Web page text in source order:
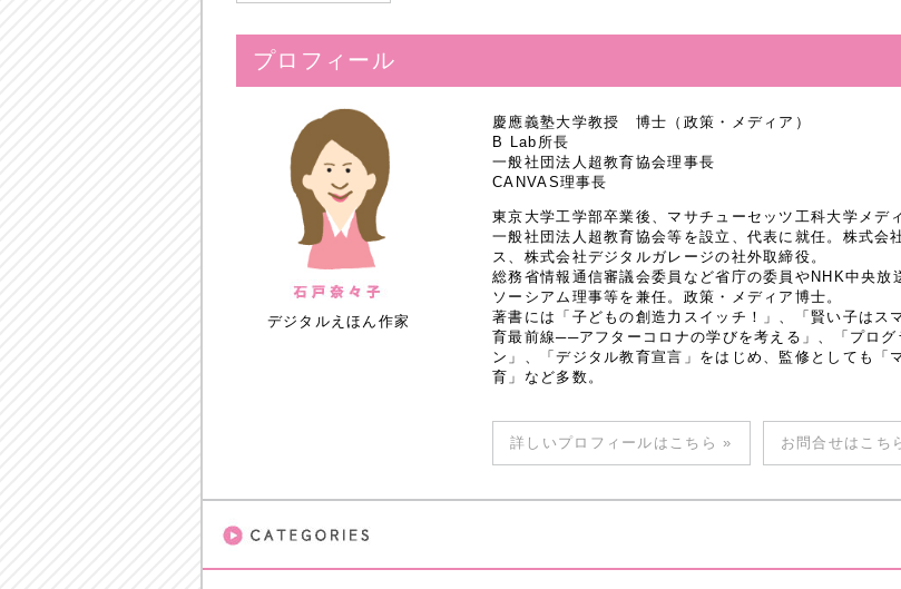
プロフィール
デジタルえほん作家
慶應義塾大学教授 博士（政策・メディア）
B Lab所長
一般社団法人超教育協会理事長
CANVAS理事長
東京大学工学部卒業後、マサチューセッツ工科大学メデ
一般社団法人超教育協会等を設立、代表に就任。株式会
ス、株式会社デジタルガレージの社外取締役。
総務省情報通信審議会委員など省庁の委員やNHK中央
ソーシアム理事等を兼任。政策・メディア博士。
著書には「子どもの創造力スイッチ！」、「賢い子はス
育最前線──アフターコロナの学びを考える」、「プロ
ン」、「デジタル教育宣言」をはじめ、監修としても
育」など多数。
詳しいプロフィールはこちら » お問合せはこち